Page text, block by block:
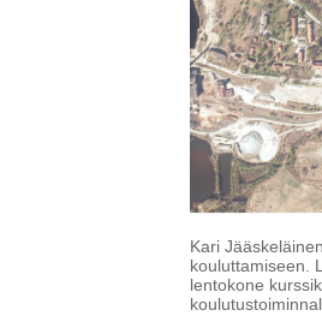
Kari
kouluttamiseen.
lentokone